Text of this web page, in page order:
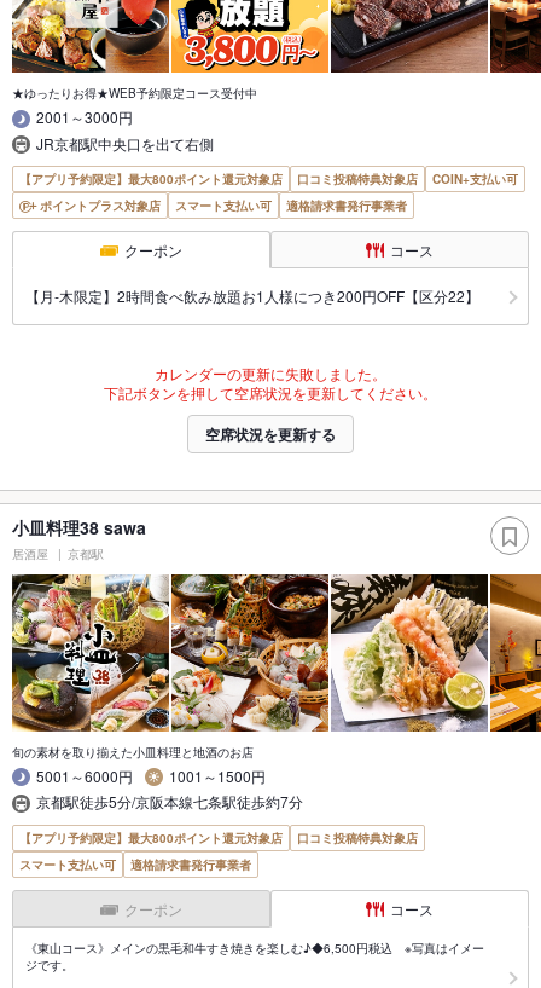
★ゆったりお得★WEB予約限定コース受付中
2001～3000円
JR京都駅中央口を出て右側
【アプリ予約限定】最大800ポイント還元対象店 口コミ投稿特典対象店
COIN+支払い可
ポイントプラス対象店
スマート支払い可 適格請求書発行事業者
クーポン コース
【月‐木限定】2時間食べ飲み放題お1人様につき200円OFF【区分22】
カレンダーの更新に失敗しました。
下記ボタンを押して空席状況を更新してください。
空席状況を更新する
小皿料理38 sawa
居酒屋 京都駅
旬の素材を取り揃えた小皿料理と地酒のお店
5001～6000円
1001～1500円
京都駅徒歩5分/京阪本線七条駅徒歩約7分
【アプリ予約限定】最大800ポイント還元対象店
口コミ投稿特典対象店
スマート支払い可
適格請求書発行事業者
クーポン コース
《東山コース》メインの黒毛和牛すき焼きを楽しむ♪◆6,500円税込 ※写真はイメー
ジです。